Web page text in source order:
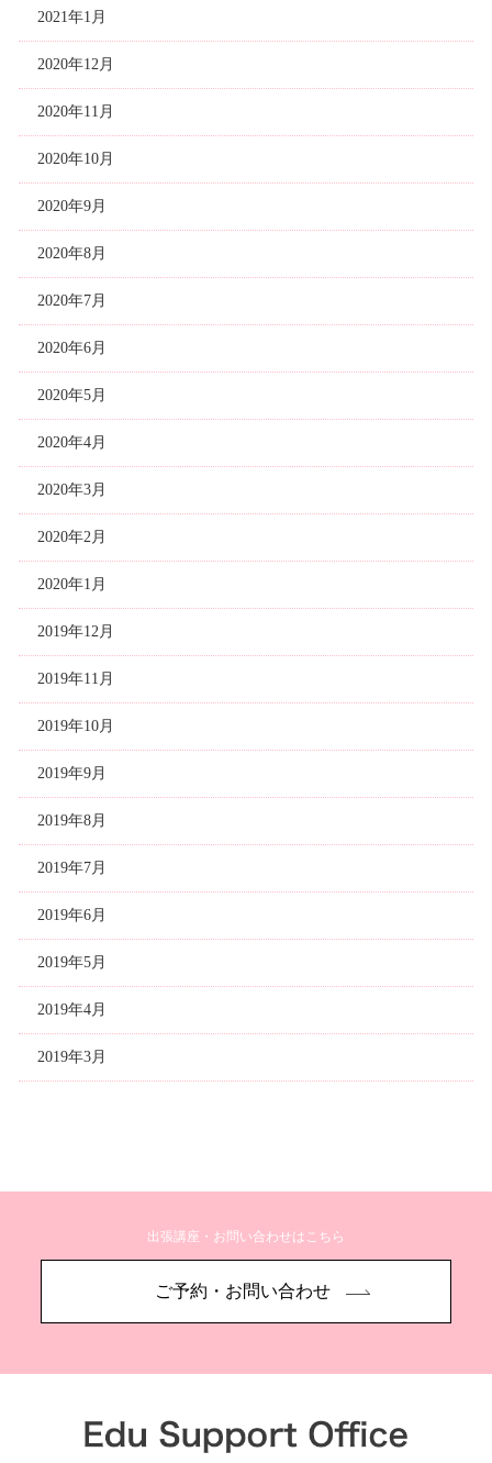
2021年1月
2020年12月
2020年11月
2020年10月
2020年9月
2020年8月
2020年7月
2020年6月
2020年5月
2020年4月
2020年3月
2020年2月
2020年1月
2019年12月
2019年11月
2019年10月
2019年9月
2019年8月
2019年7月
2019年6月
2019年5月
2019年4月
2019年3月
出張講座・お問い合わせはこちら
ご予約・お問い合わせ